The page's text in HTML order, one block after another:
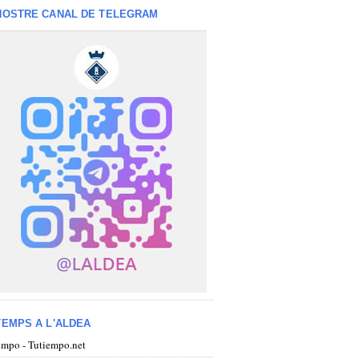
CANAL DE TELEGRAM
A L'ALDEA
- Tutiempo.net